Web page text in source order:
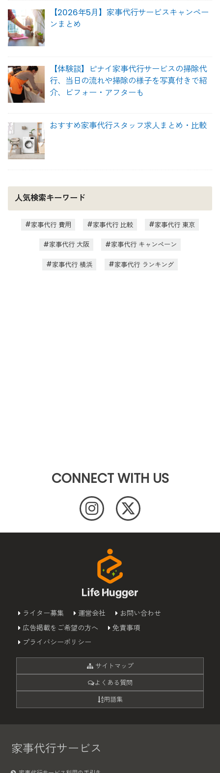
【2026年5月】家事代行サービスキャンペー
ンまとめ
【体験談】ピナイ家事代行サービスの掃除代
行、当日の流れや掃除の様子を写真付きで紹
介、ビフォー・アフターも
おすすめ家事代行スタッフ求人まとめ・比較
人気検索キーワード
家事代行 費用 家事代行 比較 家事代行 東京
家事代行 大阪 家事代行 キャンペーン
家事代行 横浜 家事代行 ランキング
CONNECT WITH US
ライター募集 運営会社
お問い合わせ
広告掲載をご希望の方へ
免責事項
プライバシーポリシー
サイトマップ
よくある質問
用語集
家事代行サービス